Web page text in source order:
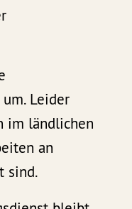
Leider
im ländlichen
an
sind.